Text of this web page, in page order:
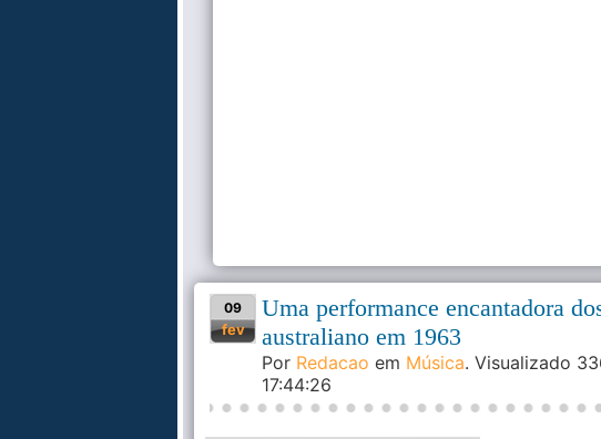
09
fev
Uma performance encantadora
australiano em 1963
Por Redacao em Música. Visualizado
17:44:26